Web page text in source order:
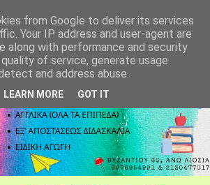
from Google to deliver its services
Your IP address and user-agent are
along with performance and security
of service, generate usage
and address abuse.
LEARN MORE GOT IT